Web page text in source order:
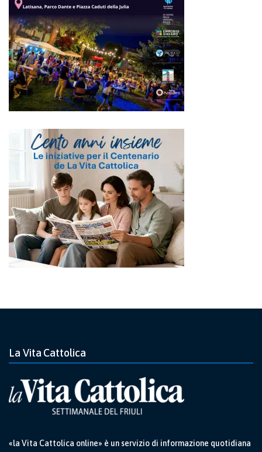
La Vita Cattolica
«la Vita Cattolica online» è un servizio di informazione quotidiana